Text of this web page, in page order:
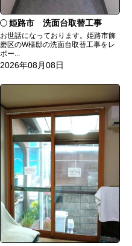
姫路市 洗面台取替工事
お世話になっております。姫路市飾
磨区のW様邸の洗面台取替工事をレ
ポー...
2026年08月08日